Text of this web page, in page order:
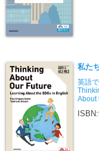
私た
英語
About